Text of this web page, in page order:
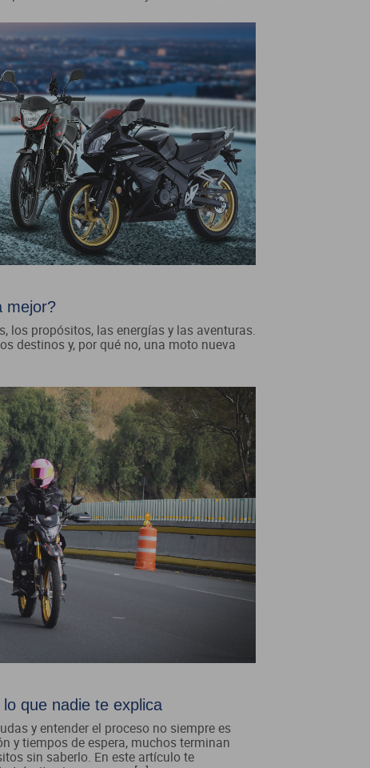
mejor?
los propósitos, las energías y las aventuras.
destinos y, por qué no, una moto nueva
que nadie te explica
y entender el proceso no siempre es
y tiempos de espera, muchos terminan
sin saberlo. En este artículo te